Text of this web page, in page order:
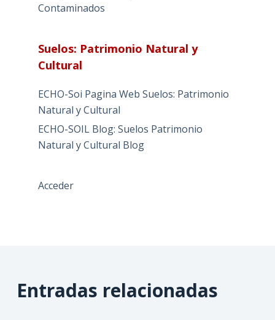
Contaminados
Suelos: Patrimonio Natural y
Cultural
ECHO-Soi Pagina Web Suelos: Patrimonio
Natural y Cultural
ECHO-SOIL Blog: Suelos Patrimonio
Natural y Cultural Blog
Acceder
Entradas relacionadas